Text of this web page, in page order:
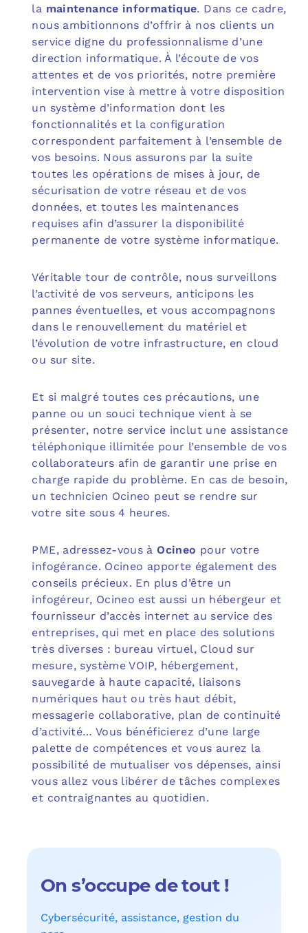
la maintenance informatique. Dans ce cadre,
nous ambitionnons d’offrir à nos clients un
service digne du professionnalisme d’une
direction informatique. À l’écoute de vos
attentes et de vos priorités, notre première
intervention vise à mettre à votre disposition
un système d’information dont les
fonctionnalités et la configuration
correspondent parfaitement à l’ensemble de
vos besoins. Nous assurons par la suite
toutes les opérations de mises à jour, de
sécurisation de votre réseau et de vos
données, et toutes les maintenances
requises afin d’assurer la disponibilité
permanente de votre système informatique.
Véritable tour de contrôle, nous surveillons
l’activité de vos serveurs, anticipons les
pannes éventuelles, et vous accompagnons
dans le renouvellement du matériel et
l’évolution de votre infrastructure, en cloud
ou sur site.
Et si malgré toutes ces précautions, une
panne ou un souci technique vient à se
présenter, notre service inclut une assistance
téléphonique illimitée pour l’ensemble de vos
collaborateurs afin de garantir une prise en
charge rapide du problème. En cas de besoin,
un technicien Ocineo peut se rendre sur
votre site sous 4 heures.
PME, adressez-vous àOcineo pour votre
infogérance. Ocineo apporte également des
conseils précieux. En plus d’être un
infogéreur, Ocineo est aussi un hébergeur et
fournisseur d’accès internet au service des
entreprises, qui met en place des solutions
très diverses : bureau virtuel, Cloud sur
mesure, système VOIP, hébergement,
sauvegarde à haute capacité, liaisons
numériques haut ou très haut débit,
messagerie collaborative, plan de continuité
d’activité… Vous bénéficierez d’une large
palette de compétences et vous aurez la
possibilité de mutualiser vos dépenses, ainsi
vous allez vous libérer de tâches complexes
et contraignantes au quotidien.
On s’occupe de tout !
Cybersécurité, assistance, gestion du